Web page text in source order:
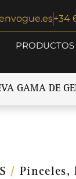
+34
PRODUCTOS
GAMA DE
/